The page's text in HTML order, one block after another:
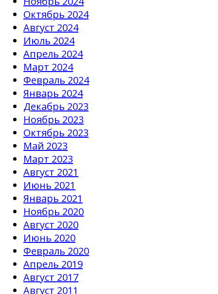
Октябрь 2024
Август 2024
Июль 2024
Апрель 2024
Март 2024
Февраль 2024
Январь 2024
Декабрь 2023
Ноябрь 2023
Октябрь 2023
Май 2023
Март 2023
Август 2021
Июнь 2021
Январь 2021
Ноябрь 2020
Август 2020
Июнь 2020
Февраль 2020
Апрель 2019
Август 2017
Август 2011